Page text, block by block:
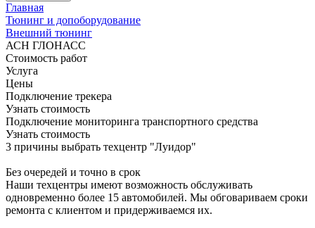
Главная
Тюнинг и допоборудование
Внешний тюнинг
АСН ГЛОНАСС
Стоимость работ
Услуга
Цены
Подключение трекера
Узнать стоимость
Подключение мониторинга транспортного средства
Узнать стоимость
3 причины выбрать техцентр "Луидор"
Без очередей и точно в срок
Наши техцентры имеют возможность обслуживать
одновременно более 15 автомобилей. Мы обговариваем сроки
ремонта с клиентом и придерживаемся их.